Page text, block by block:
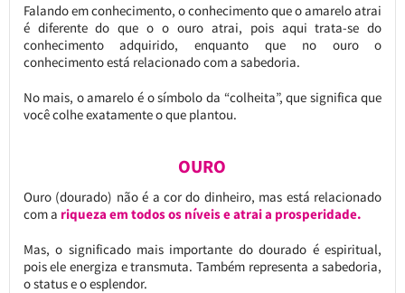
Falando em conhecimento, o conhecimento que o amarelo atrai
é diferente do que o o ouro atrai, pois aqui trata-se do
conhecimento adquirido, enquanto que no ouro o
conhecimento está relacionado com a sabedoria.
No mais, o amarelo é o símbolo da “colheita”, que significa que
você colhe exatamente o que plantou.
OURO
Ouro (dourado) não é a cor do dinheiro, mas está relacionado
com a riqueza em todos os níveis e atrai a prosperidade.
Mas, o significado mais importante do dourado é espiritual,
pois ele energiza e transmuta. Também representa a sabedoria,
o status e o esplendor.